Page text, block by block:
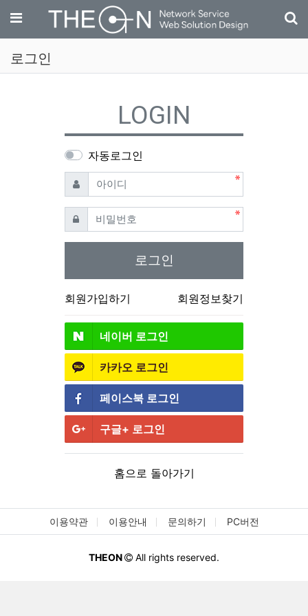
메뉴
로그인
LOGIN
자동로그인
아이디 필수
비밀번호필수
로그인
회원가입하기 회원정보찾기
네이버 로그인
카카오 로그인
페이스북 로그인
구글+ 로그인
홈으로 돌아가기
이용약관 이용안내 문의하기 PC버전
THEON All rights reserved.